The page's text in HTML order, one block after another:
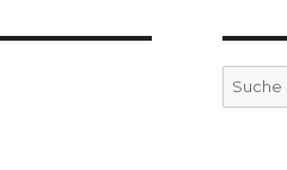
Suche
nach: